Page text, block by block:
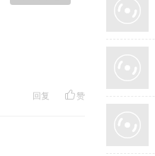
回复 赞